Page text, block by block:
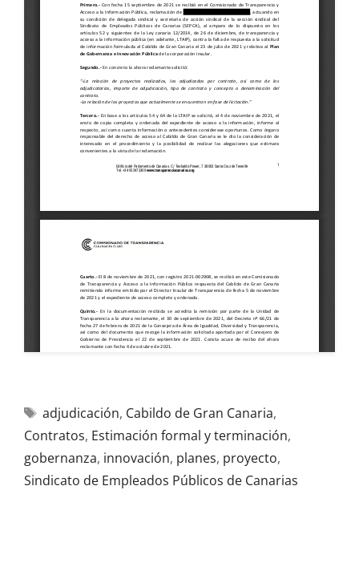
adjudicación, Cabildo de Gran Canaria,
Contratos, Estimación formal y terminación,
gobernanza, innovación, planes, proyecto,
Sindicato de Empleados Públicos de Canarias